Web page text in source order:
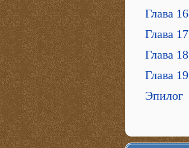
Глава 16
Глава 17
Глава 18
Глава 19
Эпилог